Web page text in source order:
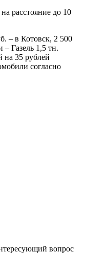
расстояние до 10
– в Котовск, 2 500
– Газель 1,5 тн.
35 рублей
согласно
вопрос